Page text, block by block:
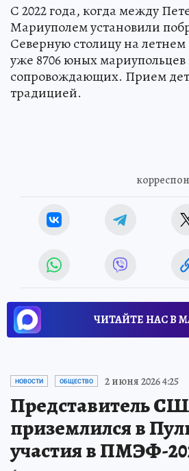
С 2022 года, когда между
Мариуполем установили
Северную столицу на
уже 8706 юных мариупольцев
сопровождающих. Прием
традицией.
ЧИТАЙТЕ НАС В
НОВОСТИ ОБЩЕСТВО 2 июня 2026 4:25
Представитель
приземлился в
участия в ПМЭФ-